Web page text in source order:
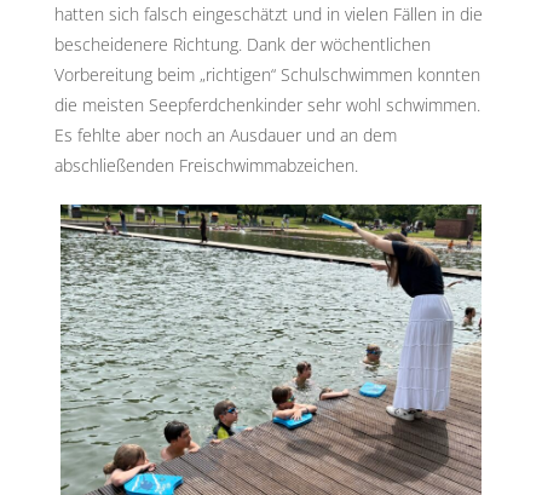
hatten sich falsch eingeschätzt und in vielen Fällen in die
bescheidenere Richtung. Dank der wöchentlichen
Vorbereitung beim „richtigen“ Schulschwimmen konnten
die meisten Seepferdchenkinder sehr wohl schwimmen.
Es fehlte aber noch an Ausdauer und an dem
abschließenden Freischwimmabzeichen.